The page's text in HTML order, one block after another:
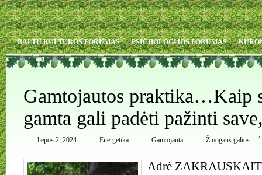
BALTŲ KULTŪROS FORUMAS PSICHOLOGIJOS FORUMAS
0
Gamtojautos praktika…Kaip
gamta gali padėti pažinti
liepos 2, 2024 Energetika
,
Gamtojauta Žmogaus galios
Adrė